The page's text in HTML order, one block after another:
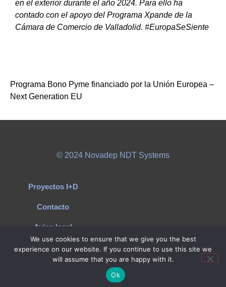
en el exterior durante el año 2024. Para ello ha
contado con el apoyo del Programa Xpande de la
Cámara de Comercio de Valladolid. #EuropaSeSiente
Programa Bono Pyme financiado por la Unión Europea –
Next Generation EU
© 2024 Novadep NDT Systems
Proyectos I+D
Contacto
Aviso legal
Política de calidad
We use cookies to ensure that we give you the best
experience on our website. If you continue to use this site we
will assume that you are happy with it.
Ok